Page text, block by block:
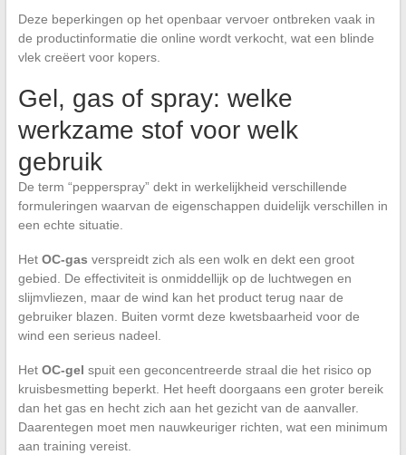
Deze beperkingen op het openbaar vervoer ontbreken vaak in
de productinformatie die online wordt verkocht, wat een blinde
vlek creëert voor kopers.
Gel, gas of spray: welke
werkzame stof voor welk
gebruik
De term “pepperspray” dekt in werkelijkheid verschillende
formuleringen waarvan de eigenschappen duidelijk verschillen in
een echte situatie.
Het OC-gas verspreidt zich als een wolk en dekt een groot
gebied. De effectiviteit is onmiddellijk op de luchtwegen en
slijmvliezen, maar de wind kan het product terug naar de
gebruiker blazen. Buiten vormt deze kwetsbaarheid voor de
wind een serieus nadeel.
Het OC-gel spuit een geconcentreerde straal die het risico op
kruisbesmetting beperkt. Het heeft doorgaans een groter bereik
dan het gas en hecht zich aan het gezicht van de aanvaller.
Daarentegen moet men nauwkeuriger richten, wat een minimum
aan training vereist.